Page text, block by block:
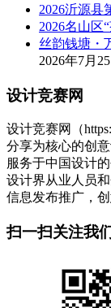
2026沂源县
2026名山区
丝韵钱塘・
2026年7月25
设计竞赛网
设计竞赛网（
分享为核心的创
服务于中国设计
设计界从业人员
信息发布推广，
扫一扫关注我们